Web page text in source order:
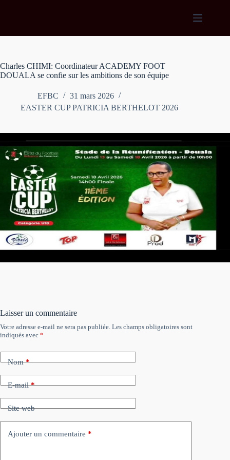
Charles CHIMI: Coordinateur ACADEMY FOOT
DOUALA se confie sur les ambitions de son équipe
EFBC
31 mars 2026
EASTER CUP PATRICIA BERTHELOT 2026
Laisser un commentaire
Votre adresse e-mail ne sera pas publiée. Les champs obligatoires sont
indiqués avec *
Nom*
E-mail*
Site web
Ajouter un commentaire *